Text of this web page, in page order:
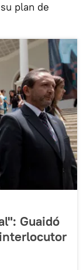
plan de
Guaidó